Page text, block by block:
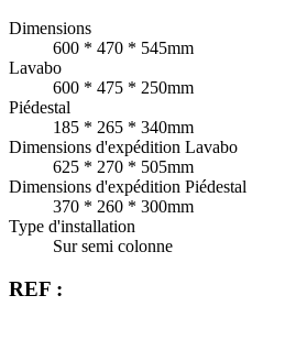
Dimensions
600 * 470 * 545mm
Lavabo
600 * 475 * 250mm
Piédestal
185 * 265 * 340mm
Dimensions d'expédition Lavabo
625 * 270 * 505mm
Dimensions d'expédition Piédestal
370 * 260 * 300mm
Type d'installation
Sur semi colonne
REF :